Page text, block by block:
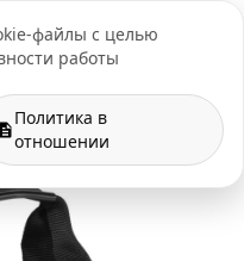
файлы с целью
работы
Политика в
отношении
+7 (495) 109-07-
администраторам